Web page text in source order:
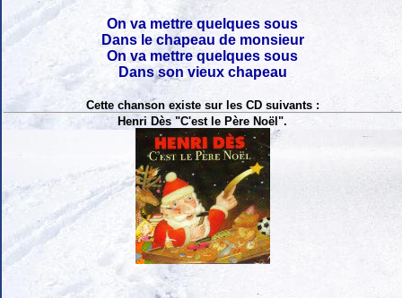
On va mettre quelques sous
Dans le chapeau de monsieur
On va mettre quelques sous
Dans son vieux chapeau
Cette chanson existe sur les CD suivants :
Henri Dès "C'est le Père Noël".